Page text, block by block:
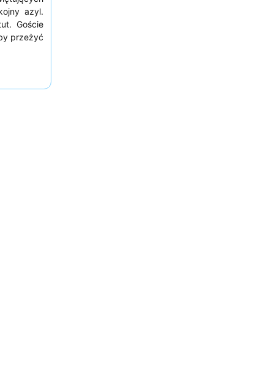
azyl.
Goście
przeżyć